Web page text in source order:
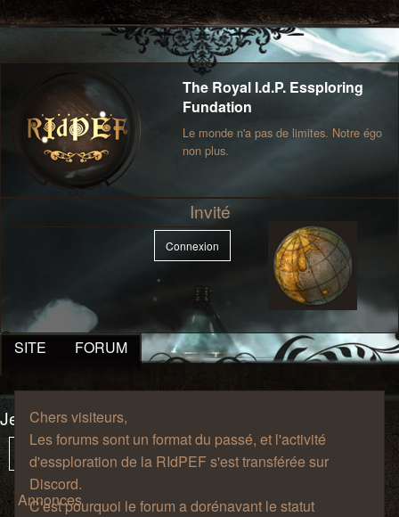
The Royal I.d.P. Essploring
Fundation
Le monde n'a pas de limites. Notre égo
non plus.
Invité
Connexion
SITE FORUM
Chers visiteurs,
Les forums sont un format du passé, et l'activité
d'essploration de la RIdPEF s'est transférée sur
Discord.
C'est pourquoi le forum a dorénavant le statut
Jeux-vidéo
Verrouillé 62 sujets
Annonces